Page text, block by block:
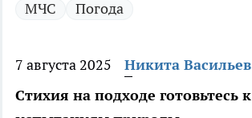
МЧС Погода
7 августа 2025
Никита Васильев
Стихия на подходе готовьтесь к